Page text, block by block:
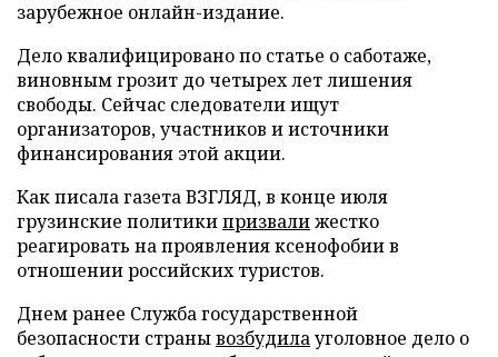
зарубежное онлайн-издание.
Дело квалифицировано по статье о саботаже,
виновным грозит до четырех лет лишения
свободы. Сейчас следователи ищут
организаторов, участников и источники
финансирования этой акции.
Как писала газета ВЗГЛЯД, в конце июля
грузинские политикипризвалижестко
реагировать на проявления ксенофобии в
отношении российских туристов.
Днем ранее Служба государственной
безопасности странывозбудилауголовное дело о